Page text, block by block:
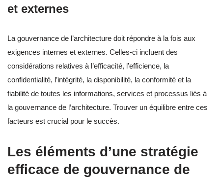
et externes
La gouvernance de l’architecture doit répondre à la fois aux
exigences internes et externes. Celles-ci incluent des
considérations relatives à l’efficacité, l’efficience, la
confidentialité, l’intégrité, la disponibilité, la conformité et la
fiabilité de toutes les informations, services et processus liés à
la gouvernance de l’architecture. Trouver un équilibre entre ces
facteurs est crucial pour le succès.
Les éléments d’une stratégie
efficace de gouvernance de